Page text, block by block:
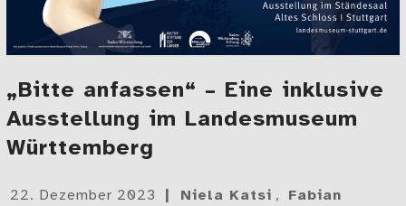
„Bitte anfassen“ – Eine inklusive
Ausstellung im Landesmuseum
Württemberg
Gepostet
22. Dezember 2023 Niela Katsi ,
Fabian